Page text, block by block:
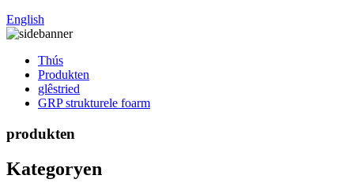
English
Thús
Produkten
glêstried
GRP strukturele foarm
produkten
Kategoryen